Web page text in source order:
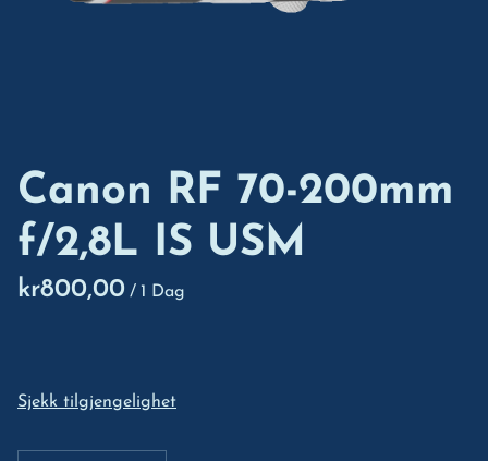
Canon RF 70-200mm
f/2,8L IS USM
/